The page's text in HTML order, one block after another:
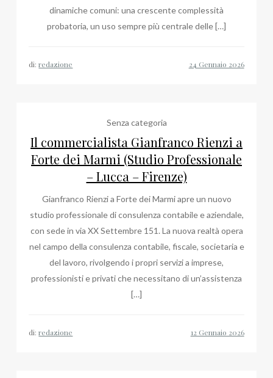
dinamiche comuni: una crescente complessità
probatoria, un uso sempre più centrale delle […]
di:redazione
Senza categoria
Il commercialista Gianfranco Rienzi a
Forte dei Marmi (Studio Professionale
– Lucca – Firenze)
Gianfranco Rienzi a Forte dei Marmi apre un nuovo
studio professionale di consulenza contabile e aziendale,
con sede in via XX Settembre 151. La nuova realtà opera
nel campo della consulenza contabile, fiscale, societaria e
del lavoro, rivolgendo i propri servizi a imprese,
professionisti e privati che necessitano di un’assistenza
[…]
di:redazione